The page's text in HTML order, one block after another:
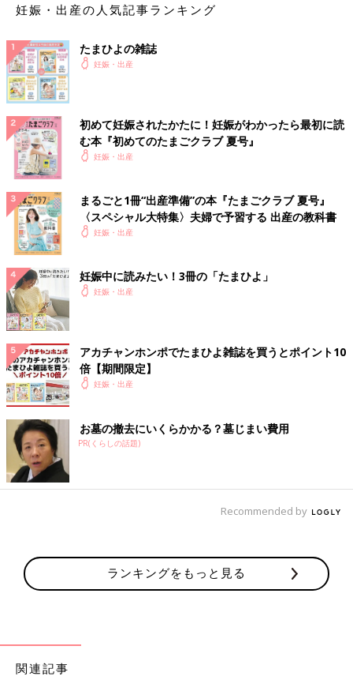
また、遠方に住む私の母に長期で手伝いに来てもらう約束をして
5日前から我が家に泊まってもらうことにしました。夫は帝王切
開予定日から仕事を数日間休む手続きをし、義母も前日から来て
くれることが決まりました。
生まれて初めて私と離れる長女に、2人のおばあちゃんと夫。大
人3人の手厚いサポートを受けるために皆の予定を調整できたこ
とは、これから帝王切開手術をして、約一週間入院となる私にと
って、とても安心できるものでした。
いよいよ出産！ 麻酔が効かず今回も…
私は手術前日に入院しました。手術当日、長女は2回ほど「ママ
ー！」と泣いたそうですが、母と義母の支えもあり、楽しく過ご
せたようです。着替えと食事はきちんと用意していたので、母た
ちもスムーズに子守りができたと言っていました。
気持ちで病院での夜を過ごし、手術に備えることができました。
翌日、手術室に入り硬膜外麻酔をしてもらったのですが、右半身
には全く効かず、最終的には緊急帝王切開の際に使われる別の麻
酔を打ち、手術開始。硬膜外麻酔はカテーテルから行い、術後は
鎮痛のお薬を追加して入れてもらえると説明を受けていたので安
心して手術に臨みました。
ただ、長女の時と同じ麻酔ということで、長女の時の大変だった
術後の経験を思い出し、術後はまたひたすら痛みを耐えることに
そして、あっという間に次女が誕生！ 二回目の出産とはいえ、
元気な泣き声が聞こえ、その姿を見ると涙が止まりませんでし
妊娠・出産の人気記事ランキング
たまひよの雑誌
妊娠・出産
初めて妊娠されたかたに！妊娠がわかったら最初に読
む本『初めてのたまごクラブ 夏号』
妊娠・出産
まるごと1冊“出産準備”の本『たまごクラブ 夏号』
〈スペシャル大特集〉夫婦で予習する 出産の教科書
妊娠・出産
妊娠中に読みたい！3冊の「たまひよ」
妊娠・出産
アカチャンホンポでたまひよ雑誌を買うとポイント10
倍【期間限定】
妊娠・出産
お墓の撤去にいくらかかる？墓じまい費用
PR(くらしの話題)
Recommended by
ランキングをもっと見る
関連記事